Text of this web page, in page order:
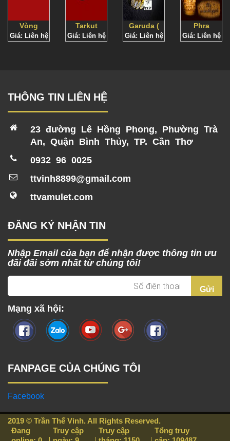
Vòng
tay
Giá: Liên hệ
Tarkut
Palot LP
Giá: Liên hệ
Garuda (
Kim Sí
Giá: Liên hệ
Phra
Sivali BE
Giá: Liên hệ
THÔNG TIN LIÊN HỆ
23 đường Lê Hồng Phong, Phường Trà
An, Quận Bình Thủy, TP. Cần Thơ
0932 96 0025
ttvinh8899@gmail.com
ttvamulet.com
ĐĂNG KÝ NHẬN TIN
Nhập Email của bạn để nhận được thông tin ưu
đãi đãi sớm nhất từ chúng tôi!
Mạng xã hội:
FANPAGE CỦA CHÚNG TÔI
Facebook
2019 © Trần Thế Vinh. All Rights Reserved.
Đang
Truy cập
Truy cập
Tổng truy